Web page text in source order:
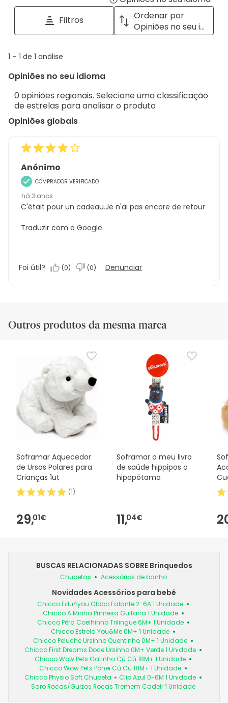
a
with
Filtros
Ordenar por
Opiniões no seu idioma
1
1
análise
1 – 1 de 1 análise
Opiniões no seu idioma
0 opiniões regionais. Selecione uma classificação
de estrelas para analisar o produto
Opiniões globais
Anónimo
COMPRADOR VERIFICADO
há 3 anos
C'était pour un cadeau.Je n'ai pas encore de retour
Traduzir com o Google
Foi útil? (0) (0) Denunciar
Outros produtos da mesma marca
Soframar Aquecedor
de Ursos Polares para
Crianças 1ut
(1)
29,01€
Soframar o meu livro
de saúde hippipos o
hipopótamo
11,04€
BUSCAS RELACIONADAS SOBRE Brinquedos
Chupetas Acessórios de banho
Novidades Acessórios para bebé
Chicco Edu4you Globo Falante 2-6A 1 Unidade
Chicco A Minha Primeira Guitarra 1 Unidade
Chicco Pêra Coelhinho Trilingue 6M+ 1 Unidade
Chicco Estrela You&Me 0M+ 1 Unidade
Chicco Peluche Ursinho Quentinho 0M+ 1 Unidade
Chicco First Dreams Doce Ursinho 0M+ Verde 1 Unidade
Chicco Wow Pets Gatinho Cú Cú 18M+ 1 Unidade
Chicco Wow Pets Pónei Cú Cú 18M+ 1 Unidade
Chicco Physio Soft Chupeta + Clip Azul 0-6M 1 Unidade
Saro Rocas/Guizos Rocas Tremem Cadeir 1 Unidade